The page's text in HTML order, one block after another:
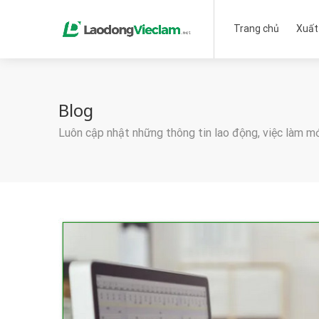
Trang chủ
Blog
Luôn cập nhật những thông tin lao động, việc làm